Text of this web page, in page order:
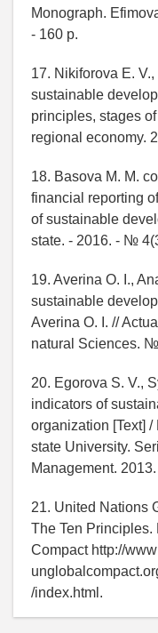
Monograph.
- 160 p.
17. Nikiforova E.
sustainable
principles, stages
regional economy.
18. Basova M. M.
financial reporting
of sustainable
state. - 2016. - №
19. Averina O. I.,
sustainable
Averina O. I. //
natural Sciences.
20. Egorova S. V.,
indicators of
organization [Text]
state University.
Management.
21. United Nations
The Ten Principles.
Compact http://
/index.html.